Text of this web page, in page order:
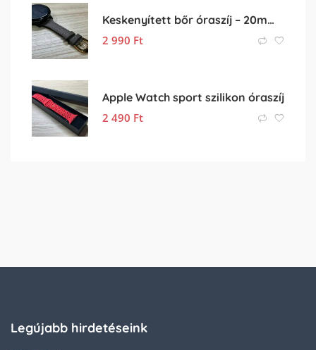
Keskenyített bőr óraszíj – 20mm és 22mm méretben
2 990 Ft
Apple Watch sport szilikon óraszíj
2 490 Ft
Legújabb hirdetéseink